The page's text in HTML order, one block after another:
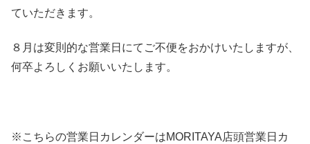
ていただきます。
８月は変則的な営業日にてご不便をおかけいたしますが、
何卒よろしくお願いいたします。
※こちらの営業日カレンダーはMORITAYA店頭営業日カ